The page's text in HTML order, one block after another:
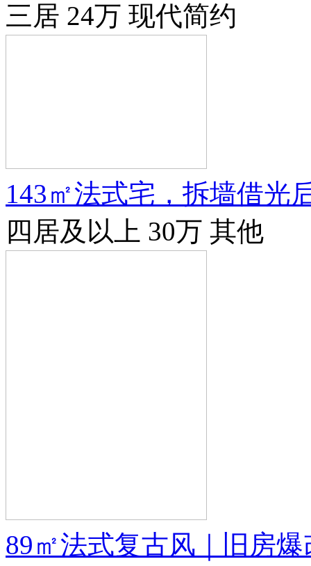
三居 24万 现代简约
143㎡法式宅，拆墙借光
四居及以上 30万 其他
89㎡法式复古风｜旧房